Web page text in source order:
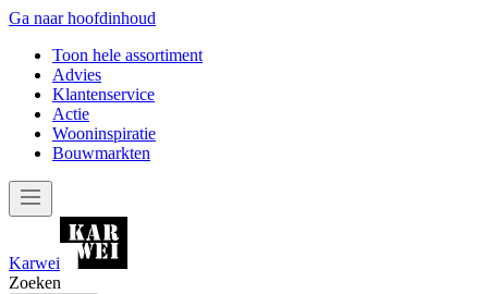
Ga naar hoofdinhoud
Toon hele assortiment
Advies
Klantenservice
Actie
Wooninspiratie
Bouwmarkten
Karwei
Zoeken